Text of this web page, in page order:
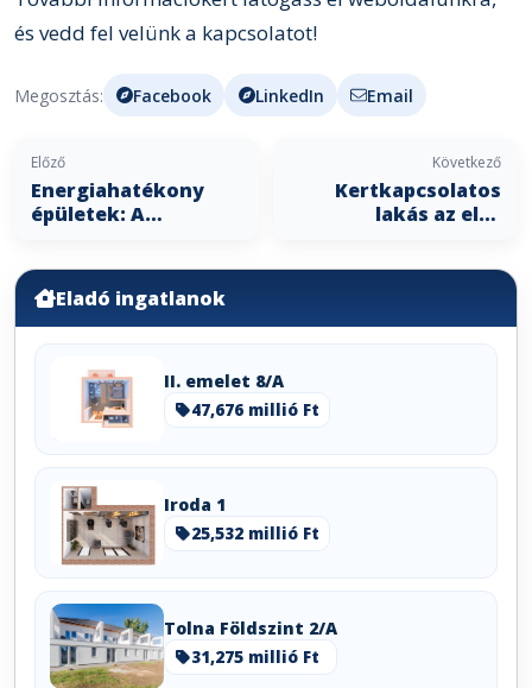
és vedd fel velünk a kapcsolatot!
Megosztás: Facebook LinkedIn Email
Előző
Energiahatékony
épületek: A
Következő
Kertkapcsolatos
lakás az első
Eladó ingatlanok
II. emelet 8/A
47,676 millió Ft
Iroda 1
25,532 millió Ft
Tolna Földszint 2/A
31,275 millió Ft